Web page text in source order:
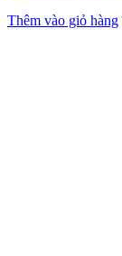
Thêm vào giỏ hàng